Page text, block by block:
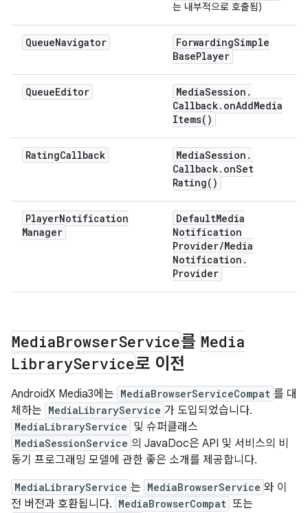
는 내부적으로 호출됨)
QueueNavigator ForwardingSimple
BasePlayer
QueueEditor MediaSession .
Callback. onAddMedia
Items( )
RatingCallback MediaSession .
Callback. onSet
Rating( )
PlayerNotification
Manager
DefaultMedia
Notification
Provider/Media
Notification .
Provider
MediaBrowserService를 Media
LibraryService로 이전
AndroidX Media3에는 MediaBrowserServiceCompat 를 대
체하는 MediaLibraryService 가 도입되었습니다.
MediaLibraryService 및 슈퍼클래스
MediaSessionService 의 JavaDoc은 API 및 서비스의 비
동기 프로그래밍 모델에 관한 좋은 소개를 제공합니다.
MediaLibraryService 는 MediaBrowserService 와 이
전 버전과 호환됩니다. MediaBrowserCompat 또는